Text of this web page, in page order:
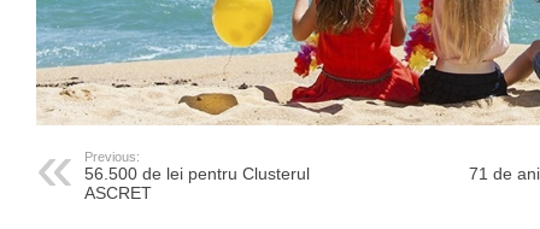
Previous:
56.500 de lei pentru Clusterul
ASCRET
71 de